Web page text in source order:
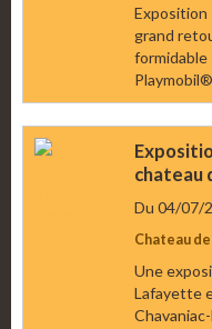
Exposition
grand
formidable
chateau
Du 04/07/
Chateau
Une
Lafayette